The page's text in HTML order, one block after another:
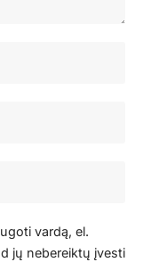
vardą, el.
jų nebereiktų įvesti